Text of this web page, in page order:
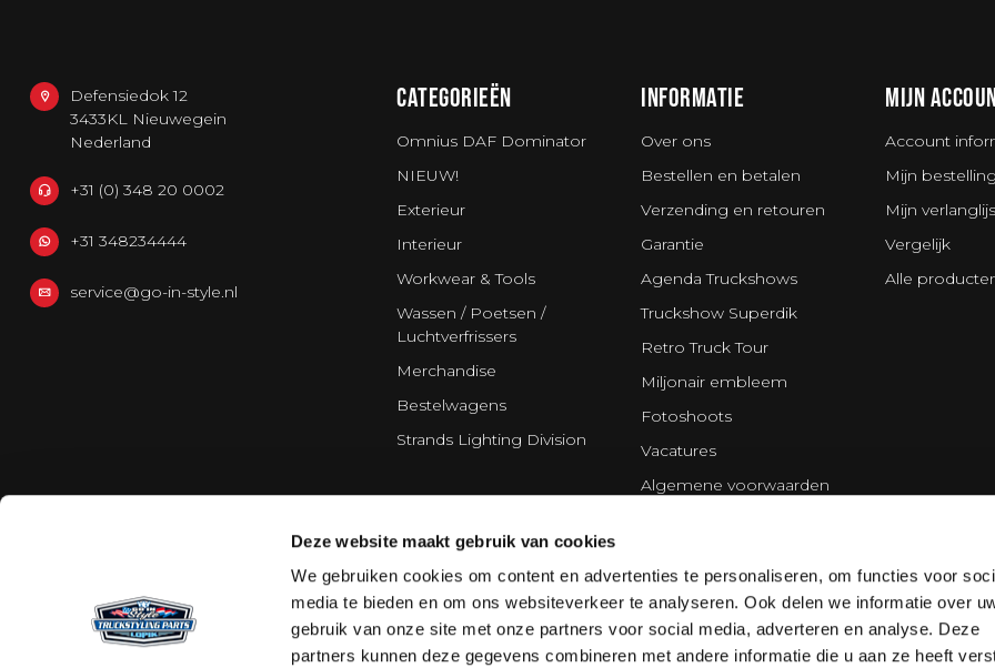
Deze website maakt gebruik van cookies
We gebruiken cookies om content en advertenties te personaliseren, om functies voor
media te bieden en om ons websiteverkeer te analyseren. Ook delen we informatie over
gebruik van onze site met onze partners voor social media, adverteren en analyse. Deze
partners kunnen deze gegevens combineren met andere informatie die u aan ze heeft
Defensiedok 12
3433KL Nieuwegein
Nederland
+31 (0) 348 20 0002
+31 348234444
service@go-in-style.nl
CATEGORIEËN
Omnius DAF Dominator
NIEUW!
Exterieur
Interieur
Workwear & Tools
Wassen / Poetsen /
Luchtverfrissers
Merchandise
Bestelwagens
Strands Lighting Division
INFORMATIE
Over ons
Bestellen en betalen
Verzending en retouren
Garantie
Agenda Truckshows
Truckshow Superdik
Retro Truck Tour
Miljonair embleem
Fotoshoots
Vacatures
Algemene voorwaarden
Cookie policy
Partners
MIJN
Account
Mijn
Mijn
Vergelijk
Alle